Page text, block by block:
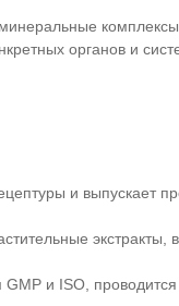
органов и
и выпускает
GMP и ISO,